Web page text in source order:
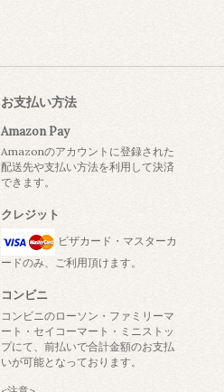
お支払い方法
Amazon Pay
Amazonのアカウントに登録された
配送先や支払い方法を利用して決済
できます。
クレジット
ビザカード・マスターカ
ードのみ、ご利用頂けます。
コンビニ
コンビニのローソン・ファミリーマ
ート・セイコーマート・ミニストッ
プにて、前払いで合計金額のお支払
いが可能となっております。